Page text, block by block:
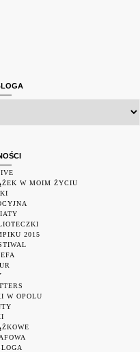
W MOIM ŻYCIU
2015
W OPOLU